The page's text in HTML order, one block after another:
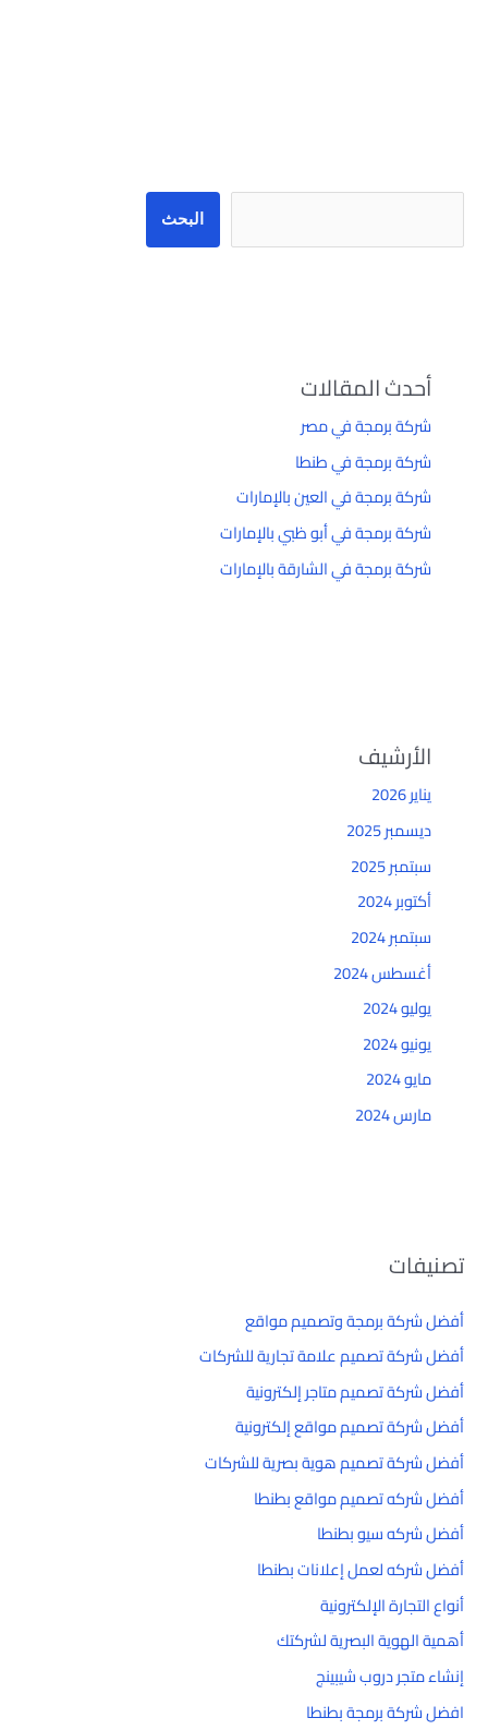
البحث
أحدث المقالات
شركة برمجة في مصر
شركة برمجة في طنطا
شركة برمجة في العين بالإمارات
شركة برمجة في أبو ظبي بالإمارات
شركة برمجة في الشارقة بالإمارات
الأرشيف
يناير 2026
ديسمبر 2025
سبتمبر 2025
أكتوبر 2024
سبتمبر 2024
أغسطس 2024
يوليو 2024
يونيو 2024
مايو 2024
مارس 2024
تصنيفات
أفضل شركة برمجة وتصميم مواقع
أفضل شركة تصميم علامة تجارية للشركات
أفضل شركة تصميم متاجر إلكترونية
أفضل شركة تصميم مواقع إلكترونية
أفضل شركة تصميم هوية بصرية للشركات
أفضل شركه تصميم مواقع بطنطا
أفضل شركه سيو بطنطا
أفضل شركه لعمل إعلانات بطنطا
أنواع التجارة الإلكترونية
أهمية الهوية البصرية لشركتك
إنشاء متجر دروب شيبينج
افضل شركة برمجة بطنطا